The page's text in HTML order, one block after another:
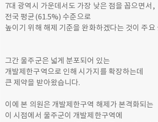
7대 광역시 가운데서도 가장 낮은 점을 꼽으면서,
전국 평균(61.5%) 수준으로
높이기 위해 해제 기준을 완화하겠다는 것이 주요
그간 울주군은 넓게 분포되어 있는
개발제한구역으로 인해 시가지를 확장하는데
큰 제약을 받아왔습니다.
이에 본 의원은 개발제한구역 해제가 본격화되는
이 시점에서 울주군이 개발제한구역에